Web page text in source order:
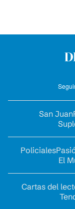
San Juan
Policiales
El
Cartas del